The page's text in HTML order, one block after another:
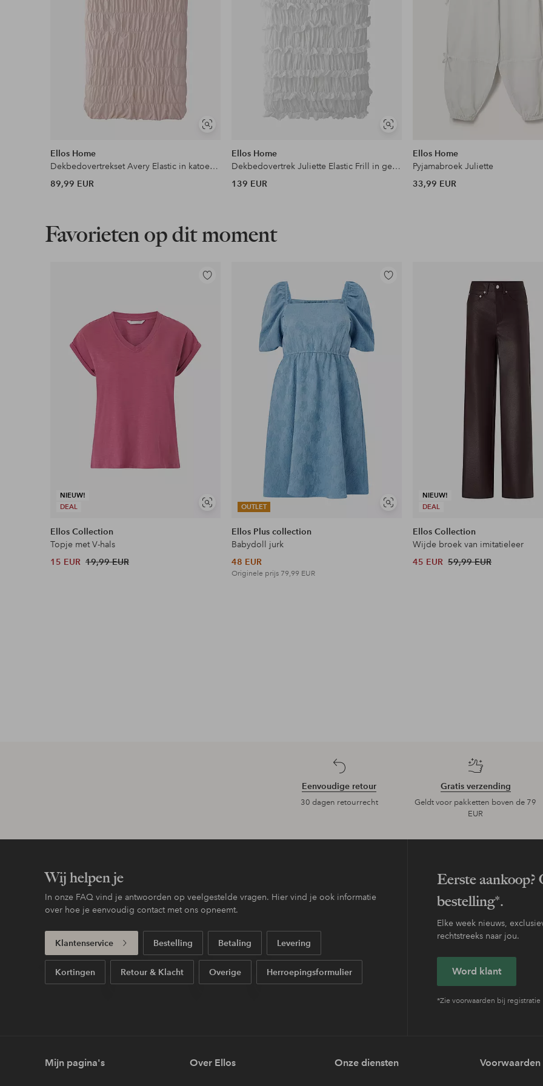
Soortgelijke
Ellos Home
Dekbedovertrekset Avery Elastic in katoenen perkal 2 of 3 delen
89,99 EUR
Soortgelijke
Ellos Home
Dekbedovertrek Juliette Elastic Frill in gewassen katoen 2 onderdelen
139 EUR
Ellos Home
Pyjamabroek Juliette
33,99 EUR
Favorieten op dit moment
NIEUW!
DEAL
Soortgelijke
Toevoegen
Ellos Collection
Topje met V-hals
15 EUR 19,99 EUR
OUTLET
Soortgelijke
Toevoegen
Ellos Plus collection
Babydoll jurk
48 EUR
Originele prijs 79,99 EUR
NIEUW!
DEAL
Ellos Collection
Wijde broek van imitatieleer
45 EUR 59,99 EUR
Eenvoudige retour
30 dagen retourrecht
Gratis verzending
Geldt voor pakketten boven de 79
EUR
Wij helpen je
In onze FAQ vind je antwoorden op veelgestelde vragen. Hier vind je ook informatie
over hoe je eenvoudig contact met ons opneemt.
Klantenservice Bestelling Betaling Levering
Kortingen Retour & Klacht Overige Herroepingsformulier
Eerste aankoop?
bestelling*.
Elke week nieuws,
rechtstreeks naar jou.
Word klant
*Zie voorwaarden bij registratie
Mijn pagina's Over Ellos Onze diensten Voorwaarden